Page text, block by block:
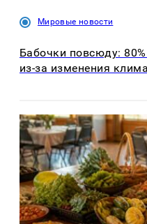
Мировые новости
Бабочки повсюду:
из-за изменения